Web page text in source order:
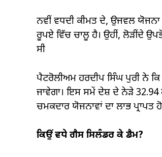
ਨਵੀਂ ਵਧਦੀ ਕੀਮਤ ਦੇ, ਉਜਵਲ
ਰੂਪਏ ਵਿੱਚ ਚਾਲੂ ਹੈ। ਉਹੀਂ, ਲੋੜੀਂਦੇ
ਸੀ
ਪੈਟਰੋਲੀਅਮ ਹਰਦੀਪ ਸਿੰਘ ਪੁਰੀ ਨੇ
ਜਾਵੇਗਾ। ਇਸ ਸਮੇਂ ਦੇਸ਼ ਦੇ ਨੇੜੇ
ਚਮਕਦਾਰ ਯੋਜਨਾਵਾਂ ਦਾ ਲਾਭ
ਕਿਉਂ ਵਧੇ ਗੈਸ ਸਿਲੰਡਰ ਕੇ ਡੈਮ?